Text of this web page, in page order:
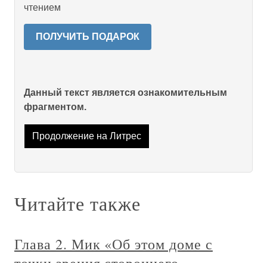
чтением
ПОЛУЧИТЬ ПОДАРОК
Данный текст является ознакомительным
фрагментом.
Продолжение на Литрес
Читайте также
Глава 2. Мик «Об этом доме с